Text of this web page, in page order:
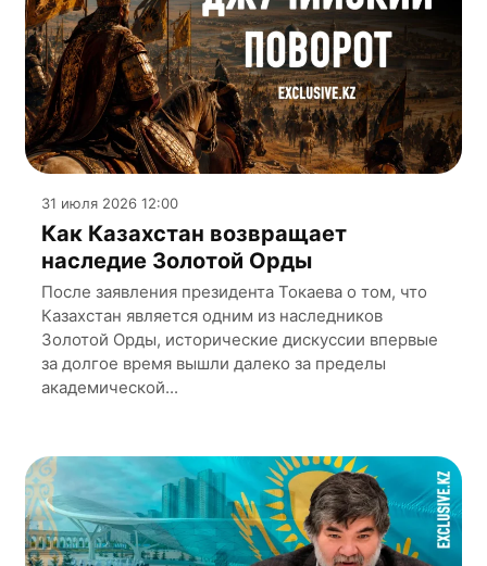
31 июля 2026 12:00
Как Казахстан возвращает
наследие Золотой Орды
После заявления президента Токаева о том, что
Казахстан является одним из наследников
Золотой Орды, исторические дискуссии впервые
за долгое время вышли далеко за пределы
академической...